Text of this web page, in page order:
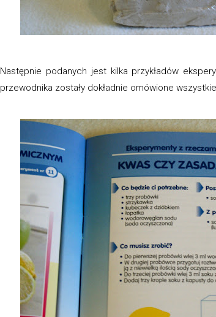
Następnie podanych jest kilka przykładów
przewodnika zostały dokładnie omówione